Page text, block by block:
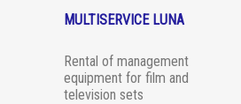
MULTISERVICE LUNA
Rental of management
equipment for film and
television sets